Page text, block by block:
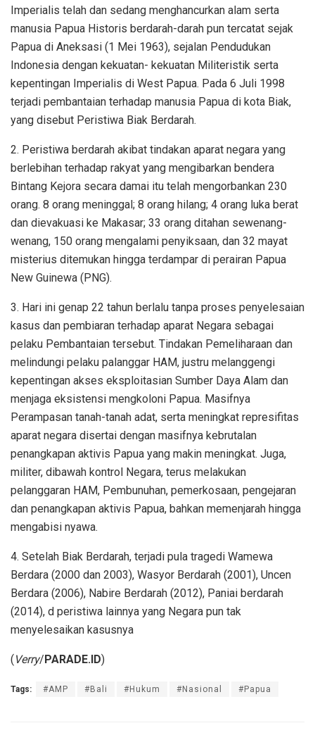
Imperialis telah dan sedang menghancurkan alam serta
manusia Papua Historis berdarah-darah pun tercatat sejak
Papua di Aneksasi (1 Mei 1963), sejalan Pendudukan
Indonesia dengan kekuatan- kekuatan Militeristik serta
kepentingan Imperialis di West Papua. Pada 6 Juli 1998
terjadi pembantaian terhadap manusia Papua di kota Biak,
yang disebut Peristiwa Biak Berdarah.
2. Peristiwa berdarah akibat tindakan aparat negara yang
berlebihan terhadap rakyat yang mengibarkan bendera
Bintang Kejora secara damai itu telah mengorbankan 230
orang. 8 orang meninggal; 8 orang hilang; 4 orang luka berat
dan dievakuasi ke Makasar; 33 orang ditahan sewenang-
wenang, 150 orang mengalami penyiksaan, dan 32 mayat
misterius ditemukan hingga terdampar di perairan Papua
New Guinewa (PNG).
3. Hari ini genap 22 tahun berlalu tanpa proses penyelesaian
kasus dan pembiaran terhadap aparat Negara sebagai
pelaku Pembantaian tersebut. Tindakan Pemeliharaan dan
melindungi pelaku palanggar HAM, justru melanggengi
kepentingan akses eksploitasian Sumber Daya Alam dan
menjaga eksistensi mengkoloni Papua. Masifnya
Perampasan tanah-tanah adat, serta meningkat represifitas
aparat negara disertai dengan masifnya kebrutalan
penangkapan aktivis Papua yang makin meningkat. Juga,
militer, dibawah kontrol Negara, terus melakukan
pelanggaran HAM, Pembunuhan, pemerkosaan, pengejaran
dan penangkapan aktivis Papua, bahkan memenjarah hingga
mengabisi nyawa.
4. Setelah Biak Berdarah, terjadi pula tragedi Wamewa
Berdara (2000 dan 2003), Wasyor Berdarah (2001), Uncen
Berdara (2006), Nabire Berdarah (2012), Paniai berdarah
(2014), d peristiwa lainnya yang Negara pun tak
menyelesaikan kasusnya
( Verry/ PARADE.ID)
Tags: #AMP #Bali #Hukum #Nasional #Papua